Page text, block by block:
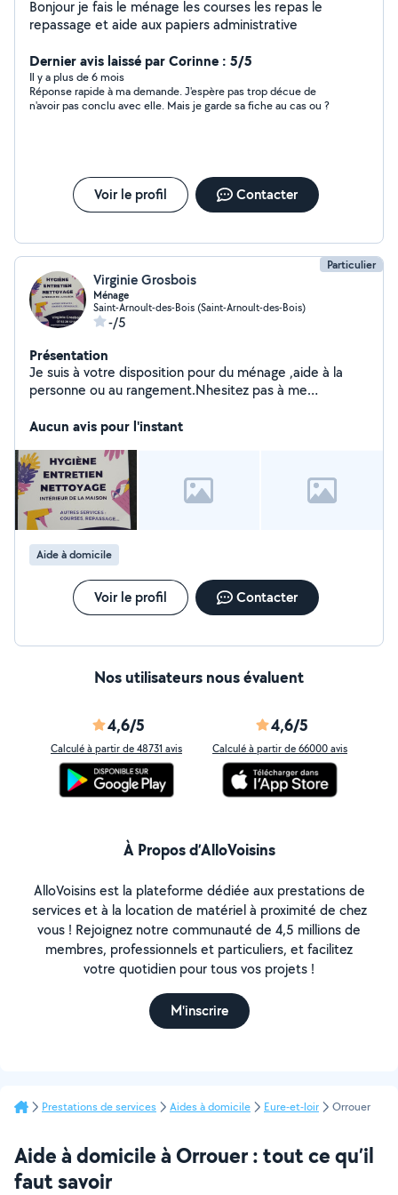
Bonjour je fais le ménage les courses les repas le
repassage et aide aux papiers administrative
Dernier avis laissé par Corinne : 5/5
Il y a plus de 6 mois
Réponse rapide à ma demande. J'espère pas trop décue de
n'avoir pas conclu avec elle. Mais je garde sa fiche au cas ou ?
Voir le profil Contacter
Particulier
Virginie Grosbois
Ménage
Saint-Arnoult-des-Bois (Saint-Arnoult-des-Bois)
-/5
Présentation
Je suis à votre disposition pour du ménage ,aide à la
personne ou au rangement.Nhesitez pas à me
Aucun avis pour l'instant
Aide à domicile
Voir le profil Contacter
Nos utilisateurs nous évaluent
4,6/5
Calculé à partir de 48731 avis
4,6/5
Calculé à partir de 66000 avis
À Propos d’AlloVoisins
AlloVoisins est la plateforme dédiée aux prestations de
services et à la location de matériel à proximité de chez
vous ! Rejoignez notre communauté de 4,5 millions de
membres, professionnels et particuliers, et facilitez
votre quotidien pour tous vos projets !
M'inscrire
Prestations de services Aides à domicile Eure-et-loir Orrouer
Aide à domicile à Orrouer : tout ce qu’il
faut savoir